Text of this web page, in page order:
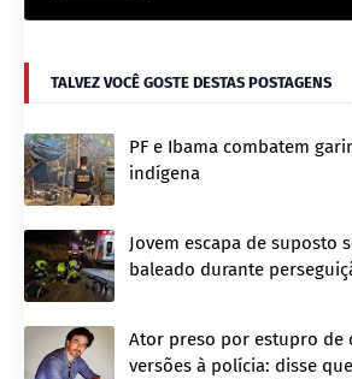
TALVEZ VOCÊ GOSTE DESTAS POSTAGENS
PF e Ibama combatem
indígena
Jovem escapa de suposto
baleado durante
Ator preso por estupro de
versões à polícia: disse